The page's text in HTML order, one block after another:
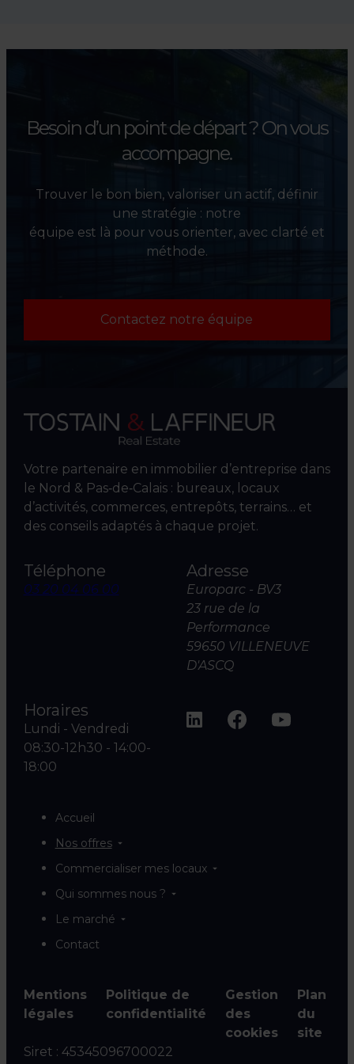
l’évaluation et la valorisation
Besoin d’un point de départ ?On vous
accompagne.
Trouver le bon bien, valoriser un actif, définir
une stratégie : notre
équipe est là pour vous orienter, avec clarté et
méthode.
Contactez notre équipe
Votre partenaire en immobilier d’entreprise dans
le Nord & Pas‑de‑Calais : bureaux, locaux
d’activités, commerces, entrepôts, terrains… et
des conseils adaptés à chaque projet.
Téléphone
03 20 04 06 00
Adresse
Europarc - BV3
23 rue de la
Performance
59650 VILLENEUVE
D'ASCQ
Horaires
Lundi - Vendredi
08:30-12h30 - 14:00-
18:00
Accueil
Nos offres
Commercialiser mes locaux
Qui sommes nous ?
Le marché
Contact
Mentions
légales
Politique de
confidentialité
Gestion
des
cookies
Plan
du
site
Siret : 45345096700022